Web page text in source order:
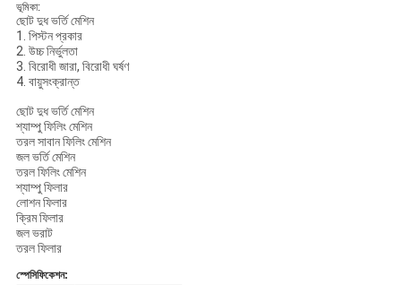
ভূমিকা:
ছোট দুধ ভর্তি মেশিন
1. পিস্টন প্রকার
2. উচ্চ নির্ভুলতা
3. বিরোধী জারা, বিরোধী ঘর্ষণ
4. বায়ুসংক্রান্ত
ছোট দুধ ভর্তি মেশিন
শ্যাম্পু ফিলিং মেশিন
তরল সাবান ফিলিং মেশিন
জল ভর্তি মেশিন
তরল ফিলিং মেশিন
শ্যাম্পু ফিলার
লোশন ফিলার
ক্রিম ফিলার
জল ভরাট
তরল ফিলার
স্পেসিফিকেশন: